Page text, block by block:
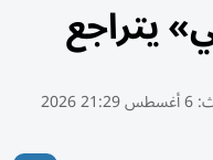
6 أغسطس 21:29 2026